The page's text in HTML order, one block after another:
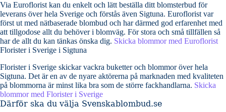
Via Euroflorist kan du enkelt och lätt beställa ditt blomsterbud för
leverans över hela Sverige och förstås även Sigtuna. Euroflorist var
först ut med nätbaserade blombud och har därmed god erfarenhet med
att tillgodose allt du behöver i blomväg. För stora och små tillfällen så
har de allt du kan tänkas önska dig. Skicka blommor med Euroflorist
Florister i Sverige i Sigtuna
Florister i Sverige skickar vackra buketter och blommor över hela
Sigtuna. Det är en av de nyare aktörerna på marknaden med kvaliteten
på blommorna är minst lika bra som de större fackhandlarna. Skicka
blommor med Florister i Sverige
Därför ska du välja Svenskablombud.se